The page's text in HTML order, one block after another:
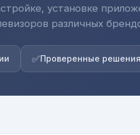
установке
различных
✅Проверенные решения